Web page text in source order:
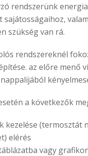
rendszerünk
sajátosságaihoz,
szükség van rá.
rendszereknél
az előre menő
a következők
kezelése (termosztát
elérés
vagy